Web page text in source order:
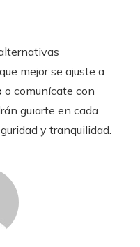
mejor se ajuste a
o comunícate con
guiarte en cada
y tranquilidad.